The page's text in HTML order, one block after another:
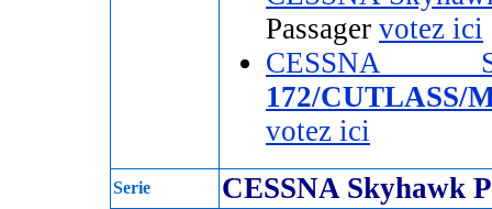
Passager votez ici
172/CUTLASS/
votez ici
Serie CESSNA Skyhawk